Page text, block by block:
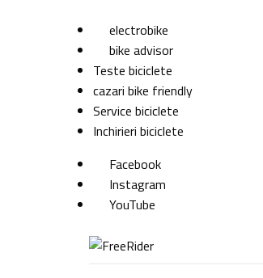
electrobike
bike advisor
Teste biciclete
cazari bike friendly
Service biciclete
Inchirieri biciclete
Facebook
Instagram
YouTube